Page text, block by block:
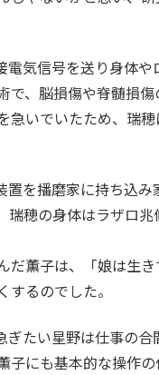
電気信号を送り身体や
で、脳損傷や脊髄損
急いでいたため、瑞
置を播磨家に持ち込み
瑞穂の身体はラザロ
だ薫子は、「娘は生
するのでした。
ぎたい星野は仕事の合
子にも基本的な操作